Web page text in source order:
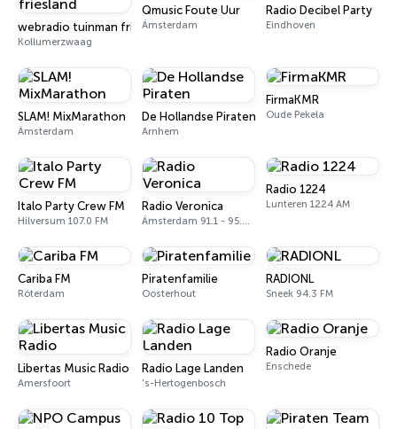
webradio tuinman friesland
Kollumerzwaag
Qmusic Foute Uur
Ámsterdam
Radio Decibel Party
Eindhoven
SLAM! MixMarathon
Ámsterdam
De Hollandse Piraten
Arnhem
FirmaKMR
Oude Pekela
Italo Party Crew FM
Hilversum 107.0 FM
Radio Veronica
Ámsterdam 91.1 - 95.3 FM
Radio 1224
Lunteren 1224 AM
Cariba FM
Róterdam
Piratenfamilie
Oosterhout
RADIONL
Sneek 94.3 FM
Libertas Music Radio
Amersfoort
Radio Lage Landen
's-Hertogenbosch
Radio Oranje
Enschede